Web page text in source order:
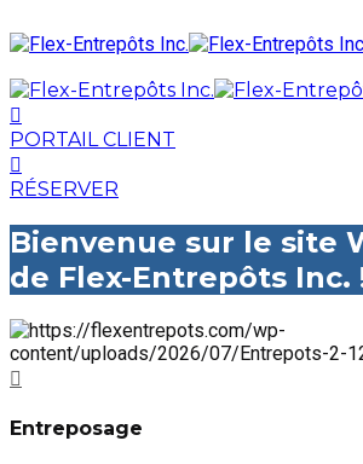
PORTAIL CLIENT
RÉSERVER
Bienvenue sur le site
de Flex-Entrepôts Inc.
Entreposage